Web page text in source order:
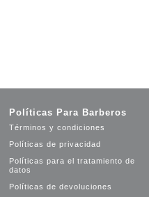
Políticas Para Barberos
Términos y condiciones
Políticas de privacidad
Políticas para el tratamiento de
datos
Políticas de devoluciones